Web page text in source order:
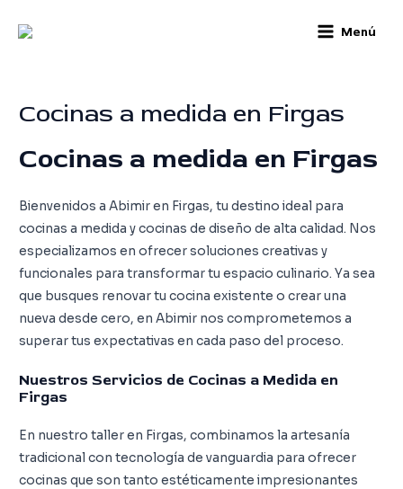
Menu
Menú
Cocinas a medida en Firgas
Cocinas a medida en Firgas
Bienvenidos a Abimir en Firgas, tu destino ideal para
cocinas a medida y cocinas de diseño de alta calidad. Nos
especializamos en ofrecer soluciones creativas y
funcionales para transformar tu espacio culinario. Ya sea
que busques renovar tu cocina existente o crear una
nueva desde cero, en Abimir nos comprometemos a
superar tus expectativas en cada paso del proceso.
Nuestros Servicios de Cocinas a Medida en
Firgas
En nuestro taller en Firgas, combinamos la artesanía
tradicional con tecnología de vanguardia para ofrecer
cocinas que son tanto estéticamente impresionantes